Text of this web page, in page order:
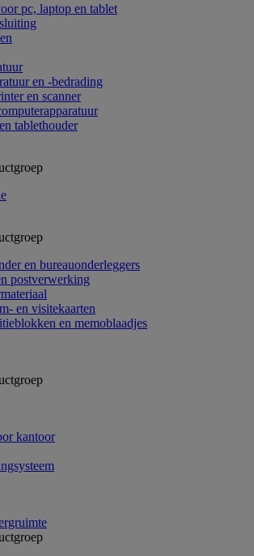
pc, laptop en tablet
en -bedrading
en scanner
tablethouder
en bureauonderleggers
postverwerking
en visitekaarten
en memoblaadjes
kantoor